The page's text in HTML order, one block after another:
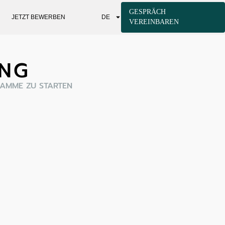
JETZT BEWERBEN DE
GESPRÄCH
VEREINBAREN
ZU STARTEN